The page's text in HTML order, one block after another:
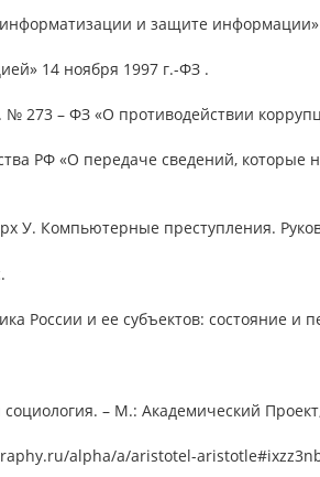
и защите информации»
14 ноября 1997 г.-ФЗ .
№ 273 – ФЗ «О противодействии
РФ «О передаче сведений, которые
У. Компьютерные преступления.
России и ее субъектов: состояние
– М.: Академический
alpha/a/aristotel-